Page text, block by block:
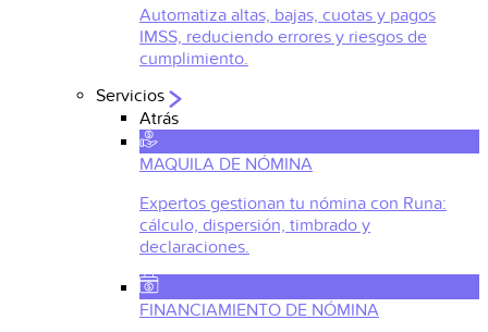
Automatiza altas, bajas, cuotas y pagos
IMSS, reduciendo errores y riesgos de
cumplimiento.
Servicios
Atrás
MAQUILA DE NÓMINA
Expertos gestionan tu nómina con Runa:
cálculo, dispersión, timbrado y
declaraciones.
FINANCIAMIENTO DE NÓMINA